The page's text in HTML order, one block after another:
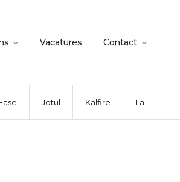
Vacatures Contact
Jotul Kalfire La